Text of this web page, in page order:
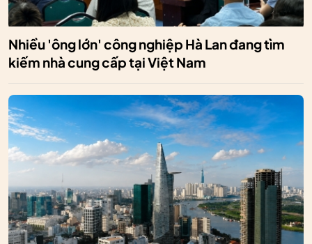
Nhiều 'ông lớn' công nghiệp Hà Lan đang tìm
kiếm nhà cung cấp tại Việt Nam